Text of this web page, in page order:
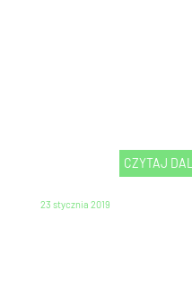
23 stycznia 2019
CZYTAJ